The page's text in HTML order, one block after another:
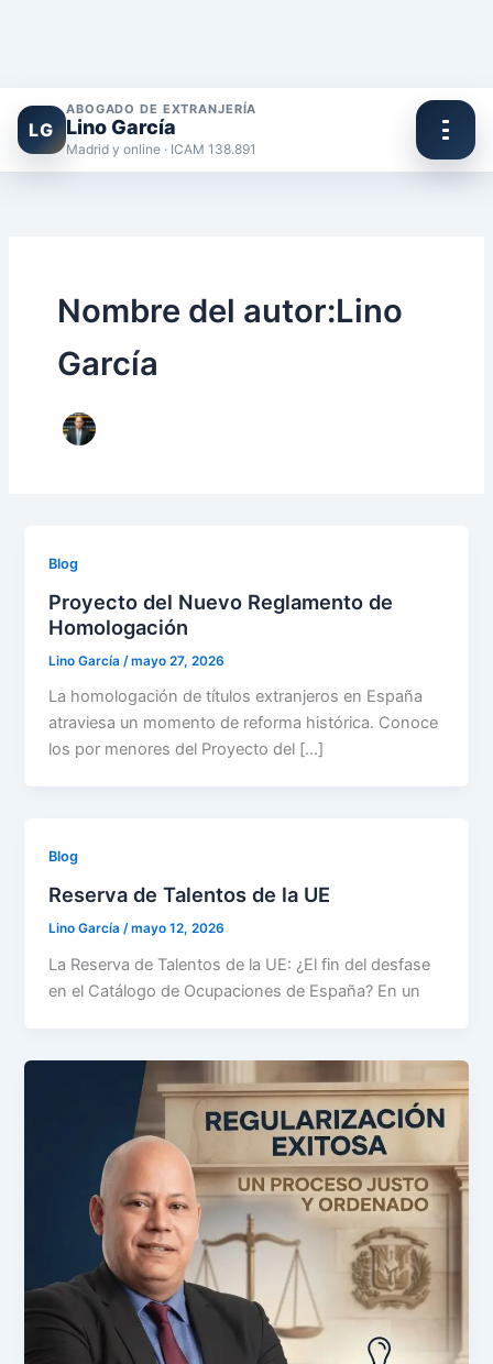
LG
ABOGADO DE EXTRANJERÍA
Lino García
Madrid y online · ICAM 138.891
Nombre del autor:Lino
García
Blog
Proyecto del Nuevo Reglamento de
Homologación
Lino García /mayo 27, 2026
La homologación de títulos extranjeros en España
atraviesa un momento de reforma histórica. Conoce
los por menores del Proyecto del […]
Blog
Reserva de Talentos de la UE
Lino García/mayo 12, 2026
La Reserva de Talentos de la UE: ¿El fin del desfase
en el Catálogo de Ocupaciones de España? En un